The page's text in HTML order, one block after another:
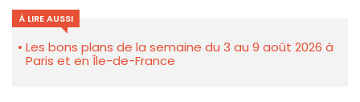
À LIRE AUSSI
Les bons plans de la semaine du 3 au 9 août 2026 à
Paris et en Île-de-France